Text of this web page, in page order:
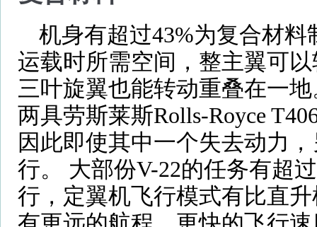
机身有超过43%为复合材
运载时所需空间，整主翼可
三叶旋翼也能转动重叠在一
两具劳斯莱斯Rolls-Royce
因此即使其中一个失去动力
行。 大部份V-22的任务有超
行，定翼机飞行模式有比直